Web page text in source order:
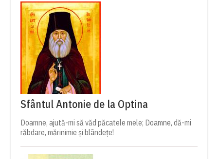
Sfântul Antonie de la Optina
Doamne, ajută-mi să văd păcatele mele; Doamne, dă-mi
răbdare, mărinimie şi blândeţe!